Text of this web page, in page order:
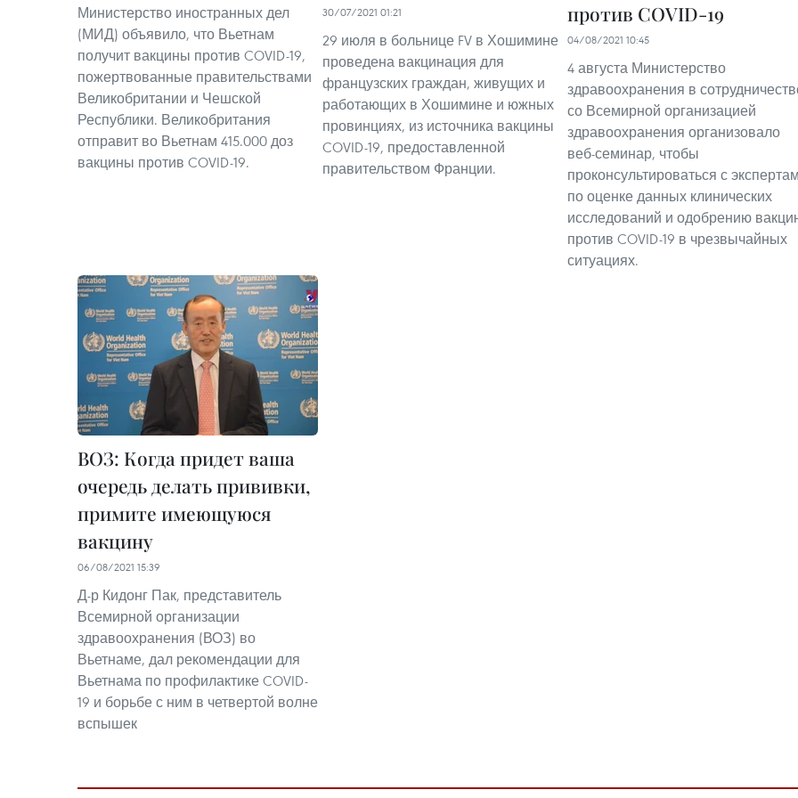
Министерство иностранных дел
(МИД) объявило, что Вьетнам
получит вакцины против COVID-19,
пожертвованные правительствами
Великобритании и Чешской
Республики. Великобритания
отправит во Вьетнам 415.000 доз
вакцины против COVID-19.
30/07/2021 01:21
29 июля в больнице FV в Хошимине
проведена вакцинация для
французских граждан, живущих и
работающих в Хошимине и южных
провинциях, из источника вакцины
COVID-19, предоставленной
правительством Франции.
против COVID-19
04/08/2021 10:45
4 августа Министерство
здравоохранения в
со Всемирной организацией
здравоохранения организовало
веб-семинар, чтобы
проконсультироваться с
по оценке данных клинических
исследований и одобрению
против COVID-19 в чрезвычайных
ситуациях.
ВОЗ: Когда придет ваша
очередь делать прививки,
примите имеющуюся
вакцину
06/08/2021 15:39
Д-р Кидонг Пак, представитель
Всемирной организации
здравоохранения (ВОЗ) во
Вьетнаме, дал рекомендации для
Вьетнама по профилактике COVID-
19 и борьбе с ним в четвертой волне
вспышек